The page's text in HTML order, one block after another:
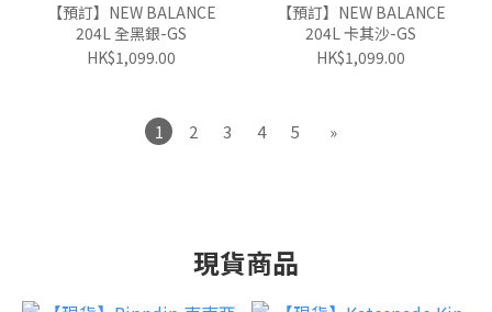
【預訂】NEW BALANCE
204L 全黑銀-GS
HK$1,099.00
【預訂】NEW BALANCE
204L 卡其沙-GS
HK$1,099.00
1 2 3 4 5 »
現貨商品